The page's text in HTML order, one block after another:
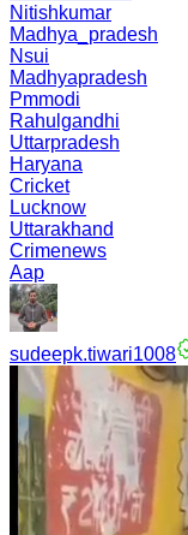
Nitishkumar
Madhya_pradesh
Nsui
Madhyapradesh
Pmmodi
Rahulgandhi
Uttarpradesh
Haryana
Cricket
Lucknow
Uttarakhand
Crimenews
Aap
sudeepk.tiwari1008